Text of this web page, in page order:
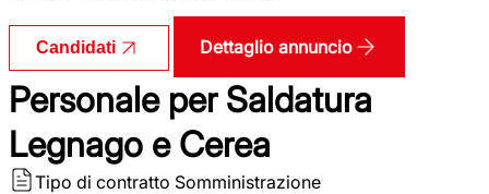
Candidati Dettaglio annuncio
Personale per Saldatura
Legnago e Cerea
Tipo di contratto Somministrazione